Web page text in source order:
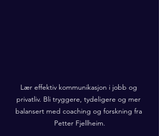
Lær effektiv kommunikasjon i jobb og
privatliv. Bli tryggere, tydeligere og mer
balansert med coaching og forskning fra
Petter Fjellheim.